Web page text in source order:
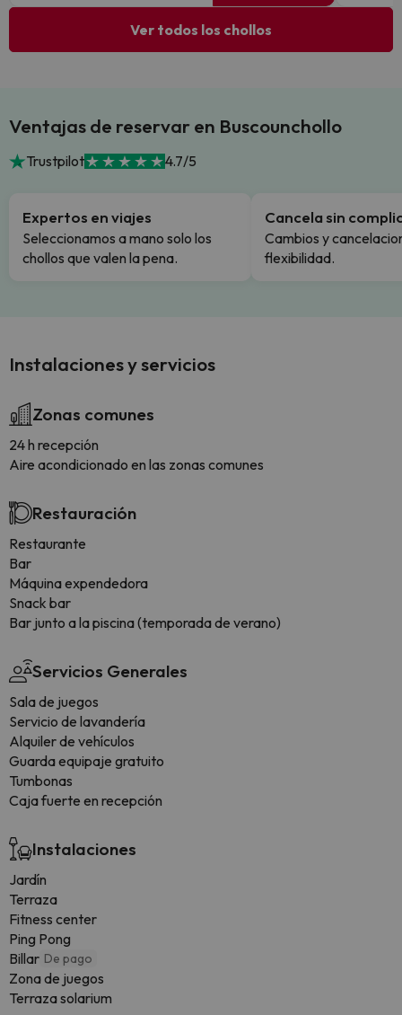
Ver todos los chollos
Ventajas de reservar en Buscounchollo
Trustpilot 4.7/5
Expertos en viajes
Seleccionamos a mano solo los
chollos que valen la pena.
Cancela sin
Cambios y
flexibilidad.
Instalaciones y servicios
Zonas comunes
24 h recepción
Aire acondicionado en las zonas comunes
Restauración
Restaurante
Bar
Máquina expendedora
Snack bar
Bar junto a la piscina (temporada de verano)
Servicios Generales
Sala de juegos
Servicio de lavandería
Alquiler de vehículos
Guarda equipaje gratuito
Tumbonas
Caja fuerte en recepción
Instalaciones
Jardín
Terraza
Fitness center
Ping Pong
Billar De pago
Zona de juegos
Terraza solarium